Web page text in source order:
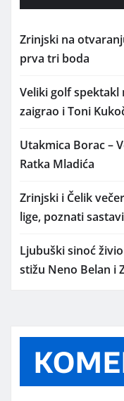
Zrinjski na
prva tri boda
Veliki golf spektakl
zaigrao i Toni
Utakmica Borac –
Ratka Mladića
Zrinjski i Čelik
lige, poznati sastavi
Ljubuški sinoć
stižu Neno Belan i